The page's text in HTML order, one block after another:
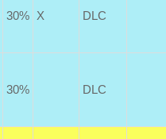
30% X DLC
30% DLC